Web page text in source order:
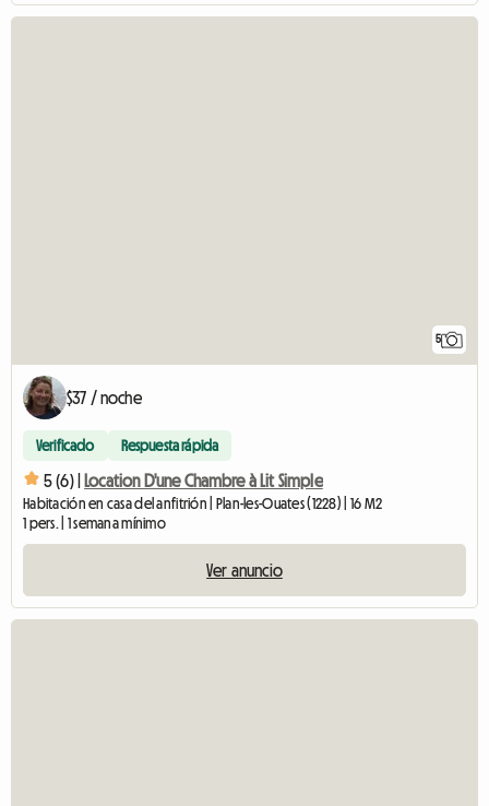
5
$37 / noche
Verificado Respuesta rápida
5 (6) | Location D'une Chambre à Lit Simple
Habitación en casa del anfitrión | Plan-les-Ouates (1228) | 16 M2
1 pers. | 1 semana mínimo
Ver anuncio